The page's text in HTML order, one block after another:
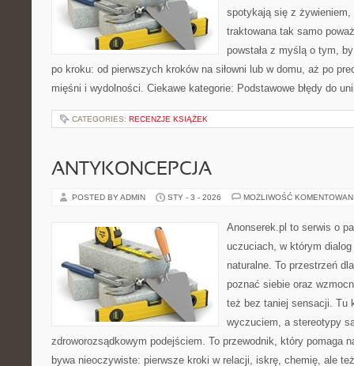
spotykają się z żywieniem,
traktowana tak samo
powstała z myślą o tym,
po kroku: od pierwszych kroków na siłowni lub w domu, aż po
mięśni i wydolności. Ciekawe kategorie: Podstawowe błędy do
CATEGORIES: RECENZJE KSIĄŻEK
ANTYKONCEPCJA
POSTED BY ADMIN STY - 3 - 2026 MOŻLIWOŚĆ
Anonserek.pl to serwis o
uczuciach, w którym
naturalne. To przestrzeń
poznać siebie oraz
też bez taniej sensacji. Tu
wyczuciem, a stereotypy
zdroworozsądkowym podejściem. To przewodnik, który pomaga
bywa nieoczywiste: pierwsze kroki w relacji, iskrę, chemię, ale